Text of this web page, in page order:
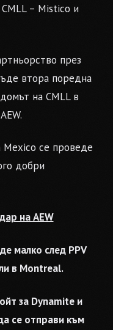
– Mistico и
през
втора поредна
на CMLL в
Mexico се проведе
добри
на AEW
малко след PPV
в Montreal.
за Dynamite и
се отправи към